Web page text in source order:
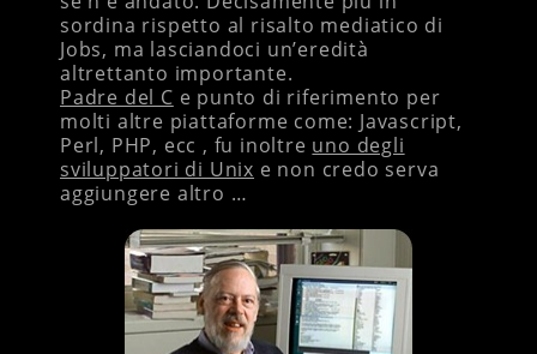
sordina rispetto al risalto mediatico di
Jobs, ma lasciandoci un’eredità
altrettanto importante.
Padre del C e punto di riferimento per
molti altre piattaforme come: Javascript,
Perl, PHP, ecc , fu inoltre uno degli
sviluppatori di Unix e non credo serva
aggiungere altro …